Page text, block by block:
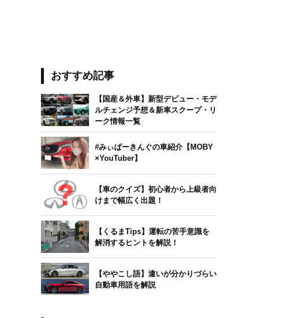
おすすめ記事
【国産＆外車】新型デビュー・モデ
ルチェンジ予想＆新車スクープ・リ
ーク情報一覧
#みぃぱーきんぐの車紹介【MOBY
×YouTuber】
【車のクイズ】初心者から上級者向
けまで幅広く出題！
【くるまTips】運転の苦手意識を
解消するヒントを解説！
【ややこし語】違いが分かりづらい
自動車用語を解説